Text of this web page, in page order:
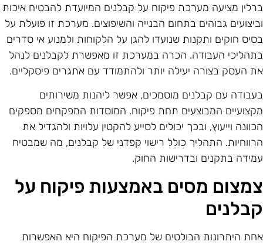
מציעה מערכת פיקוח על קבלנים המיועדת להבטיח איכות
גבוהים בתחום הבנייה והשיפוצים. מערכת זו פועלת על
חוקים ותקנות שנועדו להגן על הלקוחות ולמנוע אי סדרים
העבודה. הכרה במערכת זו מאפשרת לקבלנים לנהל
העסק בצורה יעילה יותר ולהתמודד עם אתגרים פיסקליים.
עם קבלנים מוסמכים, אפשר ליהנות משירותים
המבוצעים תחת פיקוח. המוסדות המפקחים מספקים
וייעוץ, ובכך יכולים לסייע להקטין עלויות ולהגדיל את
התהליך כולל רישוי קפדני של קבלנים, מה שמבטיח
בתקנים ובדרישות החוק.
מסים באמצעות פיקוח על
היתרונות הבולטים של מערכת הפיקוח היא האפשרות